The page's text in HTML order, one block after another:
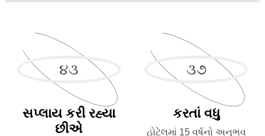
૪૩
સપ્લાય કરી રહ્યા
છીએ
૩૭
કરતાં વધુ
હોટેલમાં 15 વર્ષનો અનુભવ